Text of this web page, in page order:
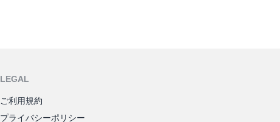
LEGAL
ご利用規約
プライバシーポリシー